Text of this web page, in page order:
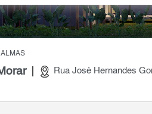
Rua José Hernandes